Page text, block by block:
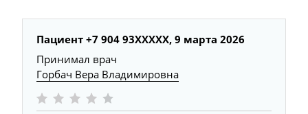
Пациент +7 904 93XXXXX, 9 марта 2026
Принимал врач
Горбач Вера Владимировна